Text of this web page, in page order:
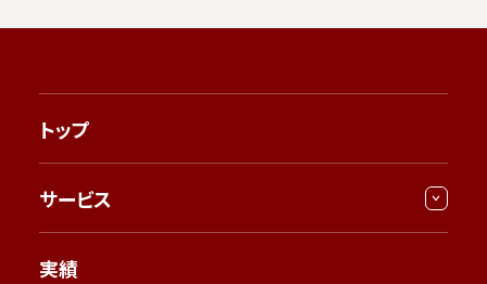
トップ
サービス
実績